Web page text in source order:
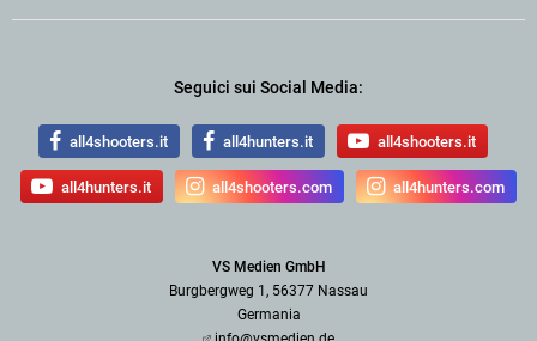
Seguici sui Social Media:
all4shooters.it all4hunters.it all4shooters.it
all4hunters.it all4shooters.com all4hunters.com
VS Medien GmbH
Burgbergweg 1, 56377 Nassau
Germania